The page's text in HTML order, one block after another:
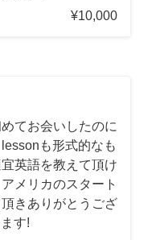
¥10,000
てお会いしたのに
も形式的なも
英語を教えて頂け
メリカのスタート
きありがとうござ
す!